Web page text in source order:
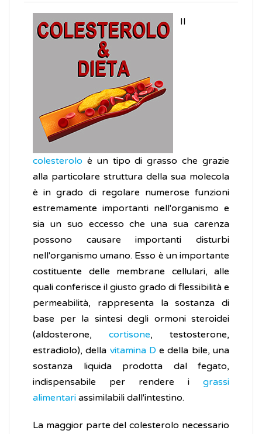
Il
colesterolo è un tipo di grasso che grazie
alla particolare struttura della sua molecola
è in grado di regolare numerose funzioni
estremamente importanti nell'organismo e
sia un suo eccesso che una sua carenza
possono causare importanti disturbi
nell'organismo umano. Esso è un importante
costituente delle membrane cellulari, alle
quali conferisce il giusto grado di flessibilità e
permeabilità, rappresenta la sostanza di
base per la sintesi degli ormoni steroidei
(aldosterone, cortisone, testosterone,
estradiolo), della vitamina De della bile, una
sostanza liquida prodotta dal fegato,
indispensabile per rendere i grassi
alimentari assimilabili dall'intestino.
La maggior parte del colesterolo necessario